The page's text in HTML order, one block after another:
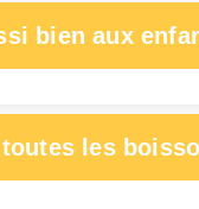
bien aux
les